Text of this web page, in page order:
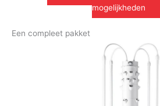
mogelijkheden
Een compleet pakket